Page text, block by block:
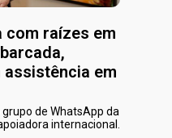
raízes em
assistência em
de WhatsApp da
internacional.